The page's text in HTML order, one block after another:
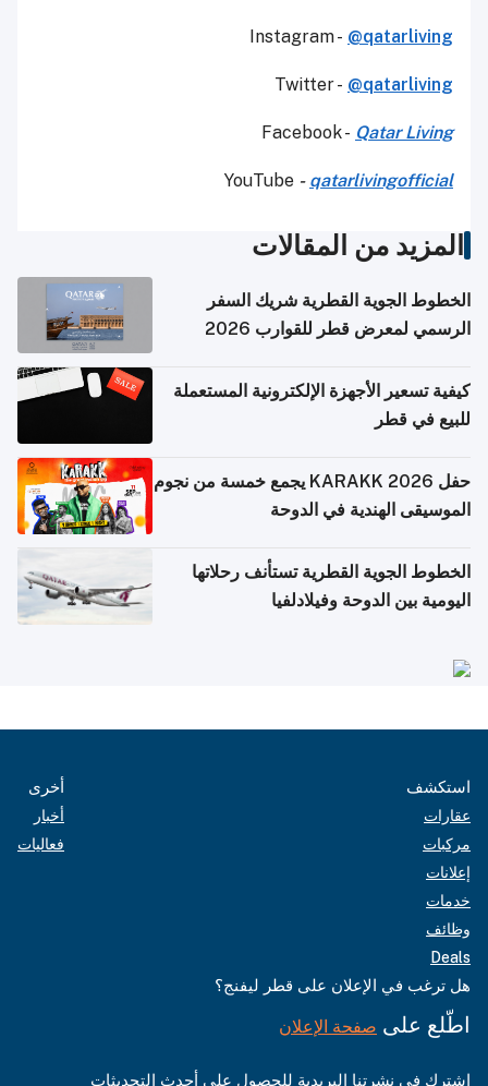
Instagram - @qatarliving
Twitter - @qatarliving
Facebook - Qatar Living
YouTube - qatarlivingofficial
المزيد من المقالات
الخطوط الجوية القطرية شريك السفر
الرسمي لمعرض قطر للقوارب 2026
كيفية تسعير الأجهزة الإلكترونية المستعملة
للبيع في قطر
حفل KARAKK 2026 يجمع خمسة من نجوم
الموسيقى الهندية في الدوحة
الخطوط الجوية القطرية تستأنف رحلاتها
اليومية بين الدوحة وفيلادلفيا
استكشف
عقارات
مركبات
إعلانات
خدمات
وظائف
Deals
أخرى
أخبار
فعاليات
هل ترغب في الإعلان على قطر ليفنج؟
اطّلع على صفحة الإعلان
اشترك في نشرتنا البريدية للحصول على أحدث التحديثات